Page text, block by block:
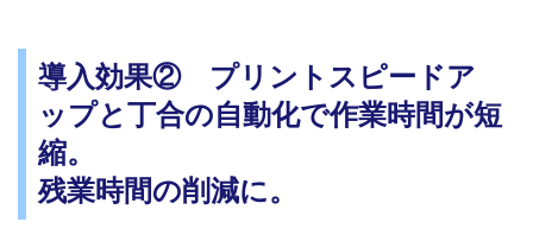
導入効果② プリントスピードア
ップと丁合の自動化で作業時間が短
縮。
残業時間の削減に。